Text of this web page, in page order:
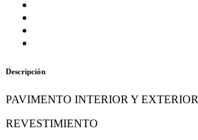
Descripción
PAVIMENTO INTERIOR Y EXTERIOR
REVESTIMIENTO